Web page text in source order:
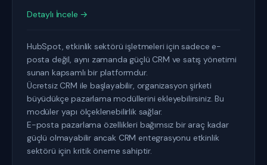
Detaylı İncele →
HubSpot, etkinlik sektörü işletmeleri için sadece e-
posta değil, aynı zamanda güçlü CRM ve satış yönetimi
sunan kapsamlı bir platformdur.
Ücretsiz CRM ile başlayabilir, organizasyon şirketi
büyüdükçe pazarlama modüllerini ekleyebilirsiniz. Bu
modüler yapı ölçeklenebilirlik sağlar.
E-posta pazarlama özellikleri bağımsız bir araç kadar
güçlü olmayabilir ancak CRM entegrasyonu etkinlik
sektörü için kritik öneme sahiptir.